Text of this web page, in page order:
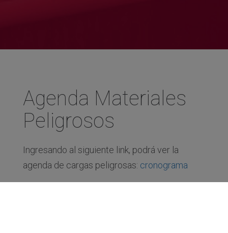
Agenda Materiales
Peligrosos
Ingresando al siguiente link, podrá ver la
agenda de cargas peligrosas: cronograma